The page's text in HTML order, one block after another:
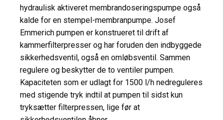
hydraulisk aktiveret membrandoseringspumpe også
kalde for en stempel-membranpumpe. Josef
Emmerich pumpen er konstrueret til drift af
kammerfilterpresser og har foruden den indbyggede
sikkerhedsventil, også en omløbsventil. Sammen
regulere og beskytter de to ventiler pumpen.
Kapaciteten som er udlagt for 1500 l/h nedreguleres
med stigende tryk indtil at pumpen til sidst kun
tryksætter filterpressen, lige før at